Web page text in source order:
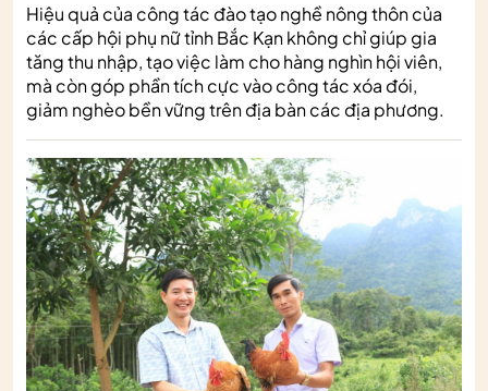
Hiệu quả của công tác đào tạo nghề nông thôn của
các cấp hội phụ nữ tỉnh Bắc Kạn không chỉ giúp gia
tăng thu nhập, tạo việc làm cho hàng nghìn hội viên,
mà còn góp phần tích cực vào công tác xóa đói,
giảm nghèo bền vững trên địa bàn các địa phương.